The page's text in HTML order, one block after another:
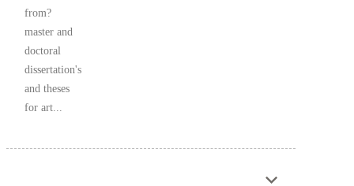
from?
master and
doctoral
dissertation's
and theses
for art...